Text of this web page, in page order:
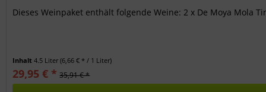
Dieses Weinpaket enthält folgende Weine: 2 x De Moya Mola
Inhalt4.5 Liter(6,66 € * / 1 Liter)
29,95 € * 35,91 € *